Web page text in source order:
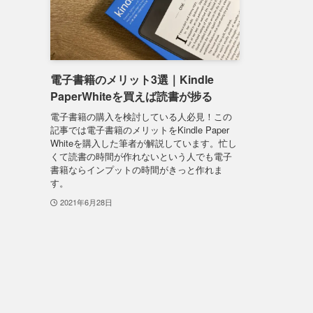
電子書籍のメリット3選｜Kindle
PaperWhiteを買えば読書が捗る
電子書籍の購入を検討している人必見！この
記事では電子書籍のメリットをKindle Paper
Whiteを購入した筆者が解説しています。忙し
くて読書の時間が作れないという人でも電子
書籍ならインプットの時間がきっと作れま
す。
2021年6月28日